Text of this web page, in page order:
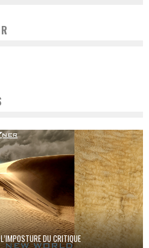
DU CRITIQUE